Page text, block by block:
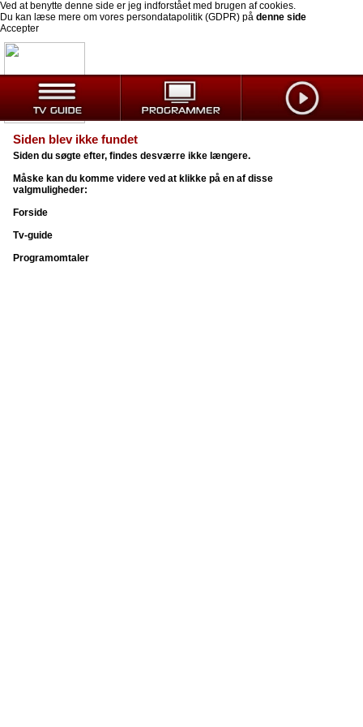
Ved at benytte denne side er jeg indforstået med brugen af cookies.
Du kan læse mere om vores persondatapolitik (GDPR) på denne side
Accepter
Siden blev ikke fundet
Siden du søgte efter, findes desværre ikke længere.
Måske kan du komme videre ved at klikke på en af disse
valgmuligheder:
Forside
Tv-guide
Programomtaler